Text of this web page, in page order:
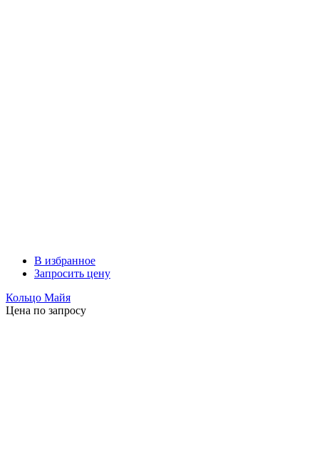
В избранное
Запросить цену
Кольцо Майя
Цена по запросу